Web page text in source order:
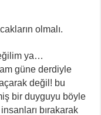
olmalı.
ya…
güne derdiyle
değil! bu
bir duyguyu böyle
bırakarak